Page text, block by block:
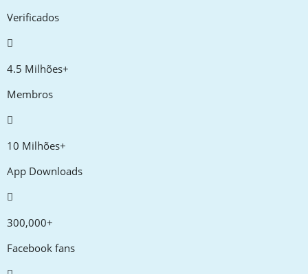
Verificados
4.5 Milhões+
Membros
10 Milhões+
App Downloads
300,000+
Facebook fans